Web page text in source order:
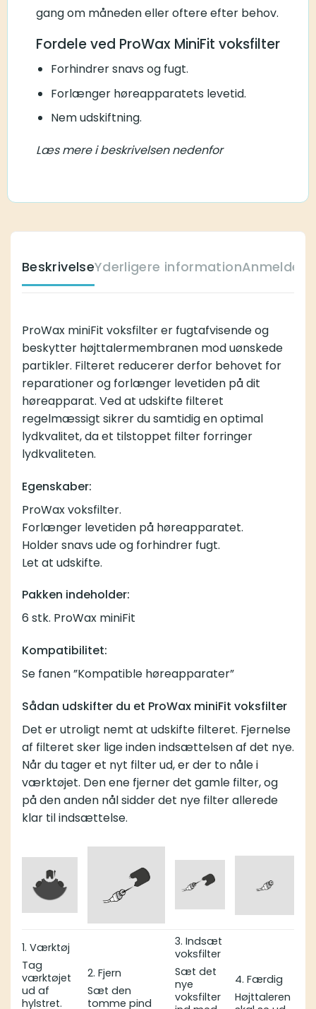
gang om måneden eller oftere efter behov.
Fordele ved ProWax MiniFit voksfilter
Forhindrer snavs og fugt.
Forlænger høreapparatets levetid.
Nem udskiftning.
Læs mere i beskrivelsen nedenfor
BeskrivelseYderligere information
ProWax miniFit voksfilter er fugtafvisende og
beskytter højttalermembranen mod uønskede
partikler. Filteret reducerer derfor behovet for
reparationer og forlænger levetiden på dit
høreapparat. Ved at udskifte filteret
regelmæssigt sikrer du samtidig en optimal
lydkvalitet, da et tilstoppet filter forringer
lydkvaliteten.
Egenskaber:
ProWax voksfilter.
Forlænger levetiden på høreapparatet.
Holder snavs ude og forhindrer fugt.
Let at udskifte.
Pakken indeholder:
6 stk. ProWax miniFit
Kompatibilitet:
Se fanen ”Kompatible høreapparater”
Sådan udskifter du et ProWax miniFit voksfilter
Det er utroligt nemt at udskifte filteret. Fjernelse
af filteret sker lige inden indsættelsen af det nye.
Når du tager et nyt filter ud, er der to nåle i
værktøjet. Den ene fjerner det gamle filter, og
på den anden nål sidder det nye filter allerede
klar til indsættelse.
1. Værktøj
Tag
værktøjet
ud af
hylstret.
2. Fjern
Sæt den
tomme pind
3. Indsæt
voksfilter
Sæt det
nye
voksfilter
4. Færdig
Højttaleren